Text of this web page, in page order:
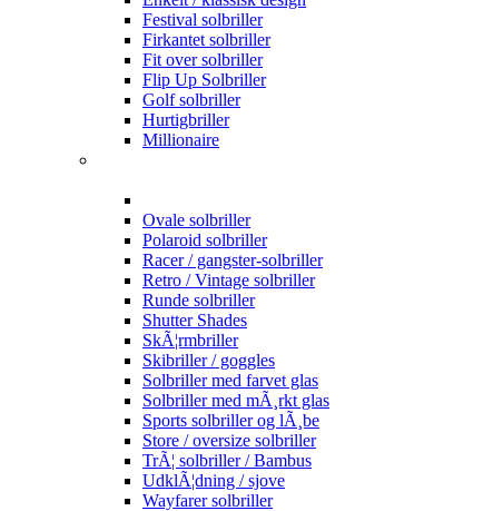
Festival solbriller
Firkantet solbriller
Fit over solbriller
Flip Up Solbriller
Golf solbriller
Hurtigbriller
Millionaire
Ovale solbriller
Polaroid solbriller
Racer / gangster-solbriller
Retro / Vintage solbriller
Runde solbriller
Shutter Shades
SkÃ¦rmbriller
Skibriller / goggles
Solbriller med farvet glas
Solbriller med mÃ¸rkt glas
Sports solbriller og lÃ¸be
Store / oversize solbriller
TrÃ¦ solbriller / Bambus
UdklÃ¦dning / sjove
Wayfarer solbriller